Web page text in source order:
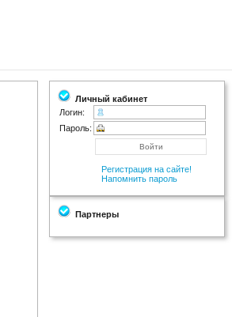
Личный кабинет
Логин:
Пароль:
Регистрация на сайте!
Напомнить пароль
Партнеры